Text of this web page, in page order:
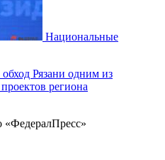
Национальные
Рязани одним из
региона